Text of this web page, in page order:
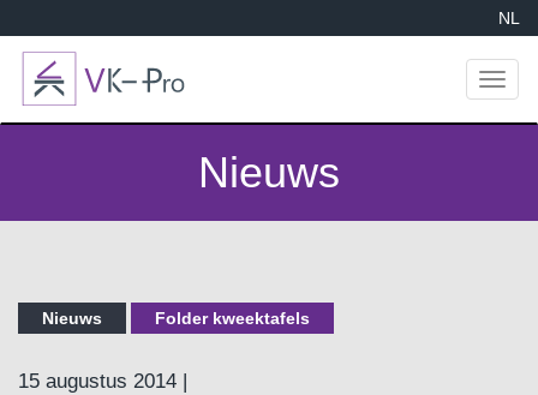
NL
Nieuws
Nieuws Folder kweektafels
15 augustus 2014 |